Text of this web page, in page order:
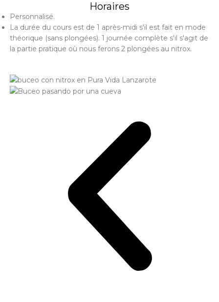
Horaires
Personnalisé.
La durée du cours est de 1 après-midi s'il est fait en mode
théorique (sans plongées). 1 journée complète s'il s'agit de
la partie pratique où nous ferons 2 plongées au nitrox.